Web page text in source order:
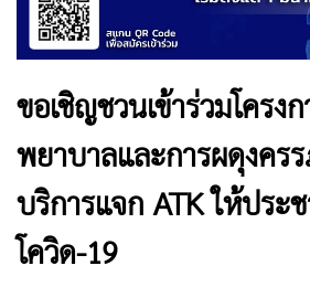
ขอเชิญชวนเข้าร่วมโครง
พยาบาลและการผดุงคร
บริการแจก ATK ให้ประ
โควิด-19